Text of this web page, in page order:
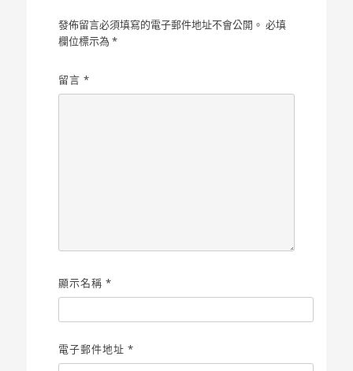
發佈留言必須填寫的電子郵件地址不會公開。 必填
欄位標示為*
留言*
顯示名稱*
電子郵件地址*